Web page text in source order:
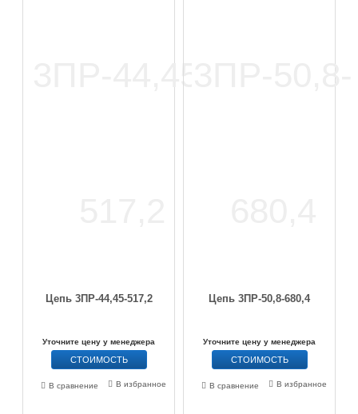
Цепь 3ПР-44,45-517,2
Уточните цену у менеджера
СТОИМОСТЬ
В избранное
В сравнение
Цепь 3ПР-50,8-680,4
Уточните цену у менеджера
СТОИМОСТЬ
В избранное
В сравнение